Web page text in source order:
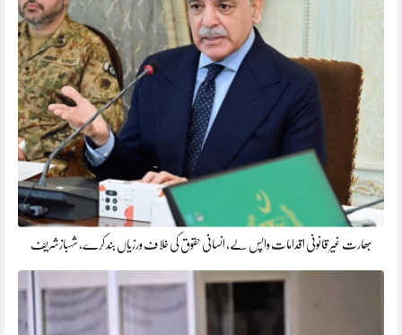
بھارت غیر قانونی اقدامات واپس لے، انسانی حقوق کی خلاف ورزیاں بند کرے، شہبازشریف